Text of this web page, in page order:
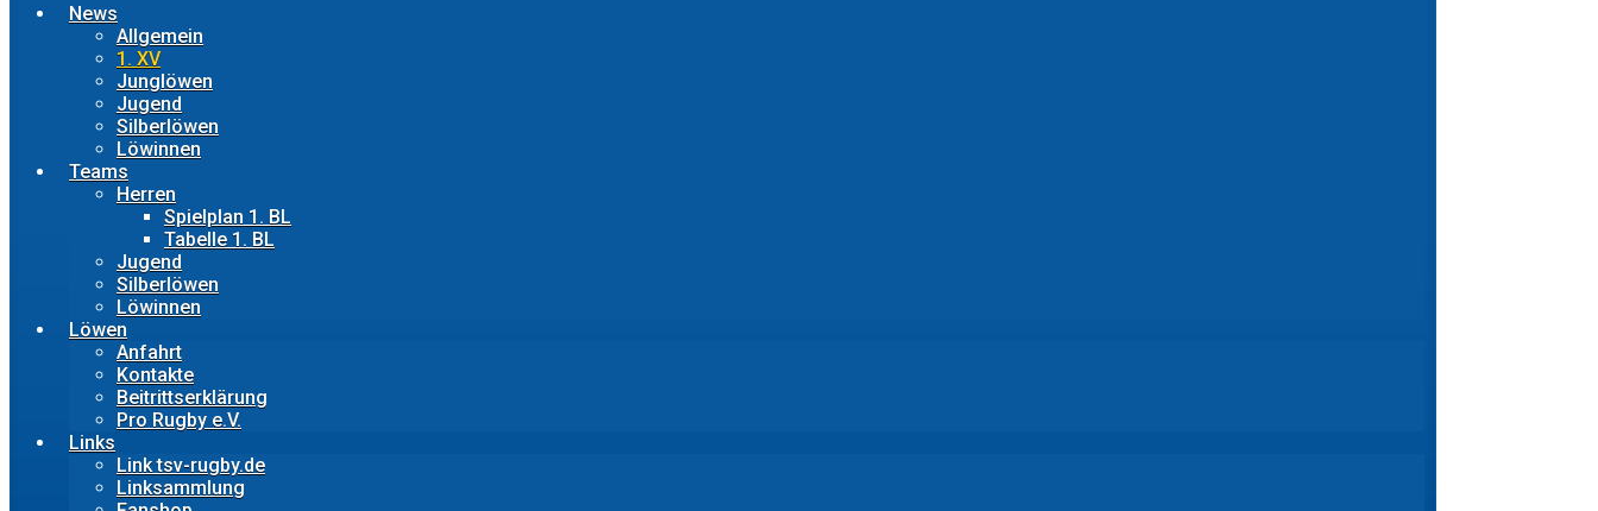
News
Allgemein
1. XV
Junglöwen
Jugend
Silberlöwen
Löwinnen
Teams
Herren
Spielplan 1. BL
Tabelle 1. BL
Jugend
Silberlöwen
Löwinnen
Löwen
Anfahrt
Kontakte
Beitrittserklärung
Pro Rugby e.V.
Links
Link tsv-rugby.de
Linksammlung